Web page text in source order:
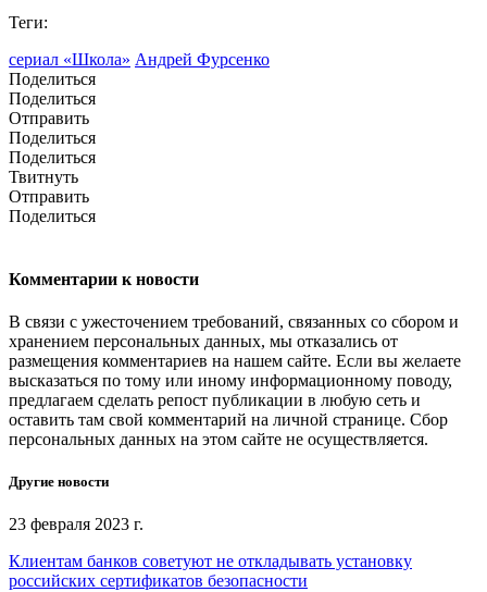
Теги:
сериал «Школа» Андрей Фурсенко
Поделиться
Поделиться
Отправить
Поделиться
Поделиться
Твитнуть
Отправить
Поделиться
Комментарии к новости
В связи с ужесточением требований, связанных со сбором и
хранением персональных данных, мы отказались от
размещения комментариев на нашем сайте. Если вы желаете
высказаться по тому или иному информационному поводу,
предлагаем сделать репост публикации в любую сеть и
оставить там свой комментарий на личной странице. Сбор
персональных данных на этом сайте не осуществляется.
Другие новости
23 февраля 2023 г.
Клиентам банков советуют не откладывать установку
российских сертификатов безопасности